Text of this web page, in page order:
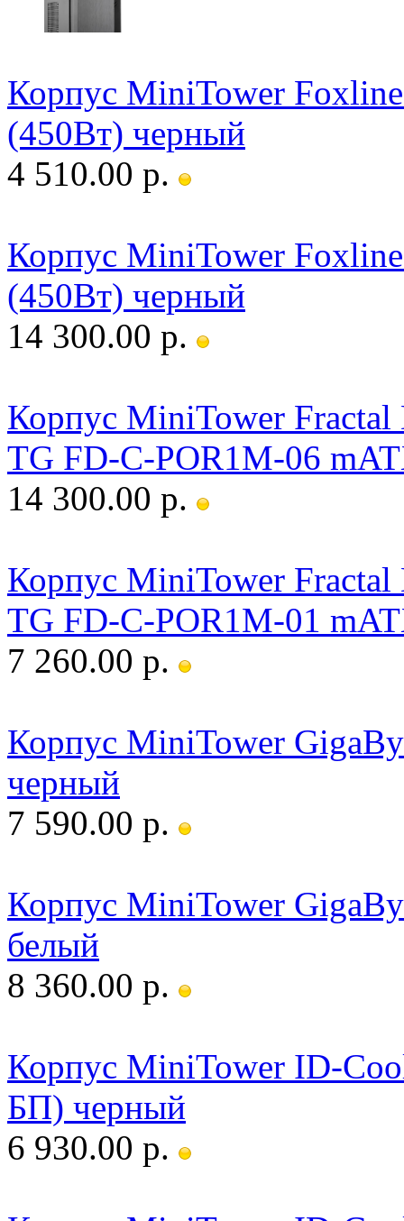
Корпус MiniTower
(450Вт) черный
4 510.00 р.
Корпус MiniTower
(450Вт) черный
14 300.00 р.
Корпус MiniTower
TG FD-C-POR1M-06
14 300.00 р.
Корпус MiniTower
TG FD-C-POR1M-01
7 260.00 р.
Корпус MiniTower
черный
7 590.00 р.
Корпус MiniTower
белый
8 360.00 р.
Корпус MiniTower ID-
БП) черный
6 930.00 р.